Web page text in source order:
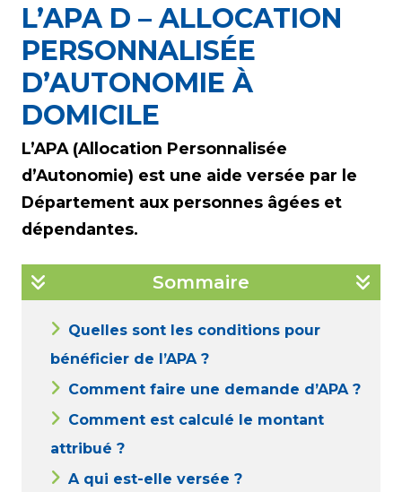
L’APA D – ALLOCATION
PERSONNALISÉE
D’AUTONOMIE À
DOMICILE
L’APA (Allocation Personnalisée
d’Autonomie) est une aide versée par le
Département aux personnes âgées et
dépendantes.
Sommaire
Quelles sont les conditions pour
bénéficier de l’APA ?
Comment faire une demande d’APA ?
Comment est calculé le montant
attribué ?
A qui est-elle versée ?